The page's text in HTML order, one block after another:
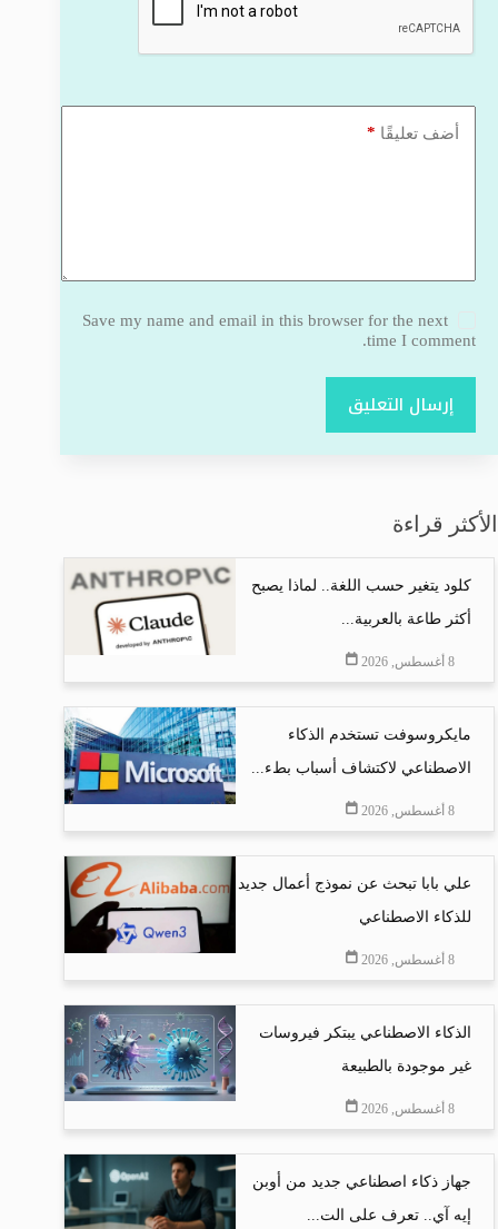
أضف تعليقًا *
Save my name and email in this browser for the next
time I comment.
إرسال التعليق
الأكثر قراءة
كلود يتغير حسب اللغة.. لماذا يصبح
أكثر طاعة بالعربية...
8 أغسطس, 2026
مايكروسوفت تستخدم الذكاء
الاصطناعي لاكتشاف أسباب بطء...
8 أغسطس, 2026
علي بابا تبحث عن نموذج أعمال جديد
للذكاء الاصطناعي
8 أغسطس, 2026
الذكاء الاصطناعي يبتكر فيروسات
غير موجودة بالطبيعة
8 أغسطس, 2026
جهاز ذكاء اصطناعي جديد من أوبن
إيه آي.. تعرف على الت...